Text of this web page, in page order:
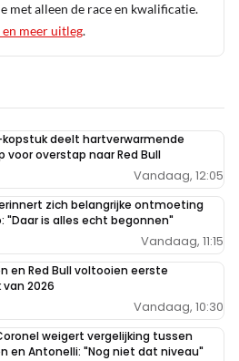
met alleen de race en kwalificatie.
meer uitleg.
deelt hartverwarmende
voor overstap naar Red Bull
Vandaag, 12:05
zich belangrijke ontmoeting
"Daar is alles echt begonnen"
Vandaag, 11:15
en Red Bull voltooien eerste
2026
Vandaag, 10:30
weigert vergelijking tussen
en Antonelli: "Nog niet dat niveau"